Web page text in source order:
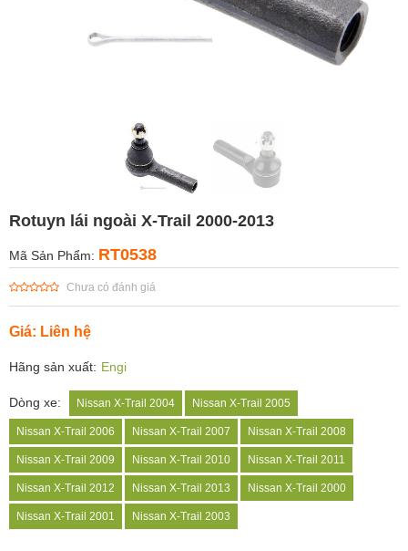
Rotuyn lái ngoài X-Trail 2000-2013
Mã Sản Phẩm: RT0538
Chưa có đánh giá
Giá: Liên hệ
Hãng sản xuất: Engi
Dòng xe: Nissan X-Trail 2004 Nissan X-Trail 2005
Nissan X-Trail 2006 Nissan X-Trail 2007 Nissan X-Trail 2008
Nissan X-Trail 2009 Nissan X-Trail 2010 Nissan X-Trail 2011
Nissan X-Trail 2012 Nissan X-Trail 2013 Nissan X-Trail 2000
Nissan X-Trail 2001 Nissan X-Trail 2003